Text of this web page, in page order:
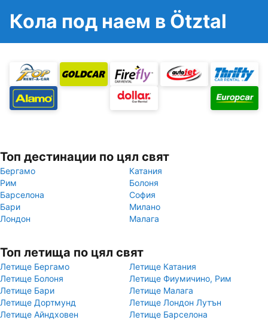
Кола под наем в Ötztal
Топ дестинации по цял свят
Бергамо
Катания
Рим
Болоня
Барселона
София
Бари
Милано
Лондон
Малага
Топ летища по цял свят
Летище Бергамо
Летище Катания
Летище Болоня
Летище Фиумичино, Рим
Летище Бари
Летище Малага
Летище Дортмунд
Летище Лондон Лутън
Летище Айндховен
Летище Барселона